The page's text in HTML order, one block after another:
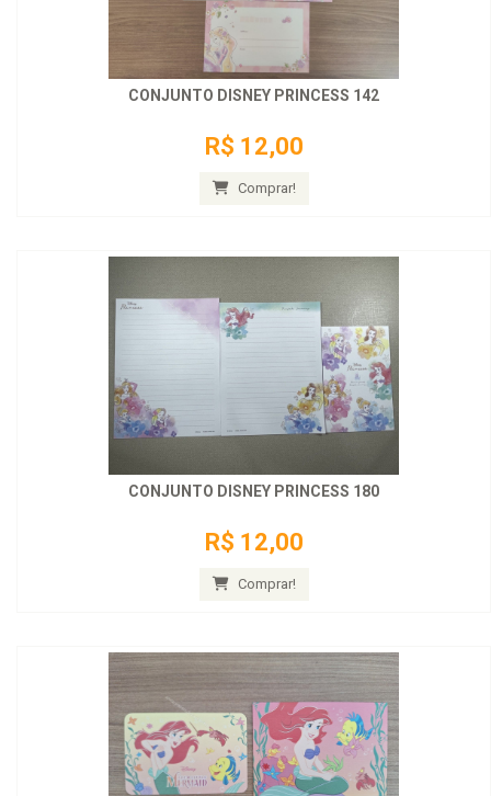
CONJUNTO DISNEY PRINCESS 142
R$ 12,00
Comprar!
CONJUNTO DISNEY PRINCESS 180
R$ 12,00
Comprar!